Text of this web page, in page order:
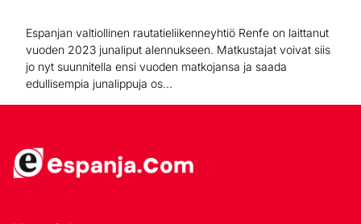
Espanjan valtiollinen rautatieliikenneyhtiö Renfe on laittanut
vuoden 2023 junaliput alennukseen. Matkustajat voivat siis
jo nyt suunnitella ensi vuoden matkojansa ja saada
edullisempia junalippuja os...